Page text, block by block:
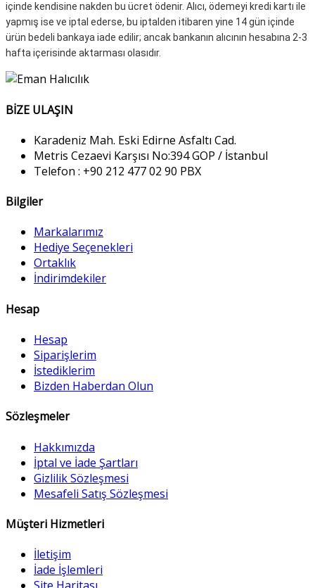
içinde kendisine nakden bu ücret ödenir. Alıcı, ödemeyi kredi kartı ile
yapmış ise ve iptal ederse, bu iptalden itibaren yine 14 gün içinde
ürün bedeli bankaya iade edilir; ancak bankanın alıcının hesabına 2-3
hafta içerisinde aktarması olasıdır.
BİZE ULAŞIN
Karadeniz Mah. Eski Edirne Asfaltı Cad.
Metris Cezaevi Karşısı No:394 GOP / İstanbul
Telefon : +90 212 477 02 90 PBX
Bilgiler
Markalarımız
Hediye Seçenekleri
Ortaklık
İndirimdekiler
Hesap
Hesap
Siparişlerim
İstediklerim
Bizden Haberdan Olun
Sözleşmeler
Hakkımızda
İptal ve İade Şartları
Gizlilik Sözleşmesi
Mesafeli Satış Sözleşmesi
Müşteri Hizmetleri
İletişim
İade İşlemleri